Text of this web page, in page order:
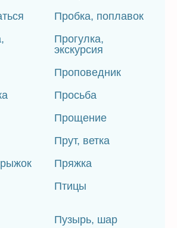
Пробка, поплавок
Прогулка,
экскурсия
Проповедник
Просьба
Прощение
Прут, ветка
Пряжка
Птицы
Пузырь, шар